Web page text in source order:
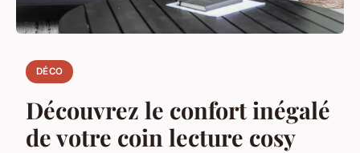
DÉCO
Découvrez le confort inégalé
de votre coin lecture cosy